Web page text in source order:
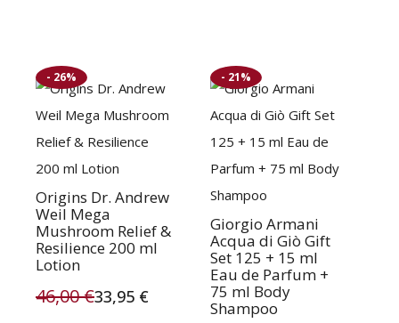
89,95 €.
63,95 €.
- 26%
Origins Dr. Andrew
Weil Mega
Mushroom Relief &
Resilience 200 ml
Lotion
46,00€
Oorspronkelijke
33,95 €
Huidige
- 21%
Giorgio Armani
Acqua di Giò Gift
Set 125 + 15 ml
Eau de Parfum +
75 ml Body
Shampoo